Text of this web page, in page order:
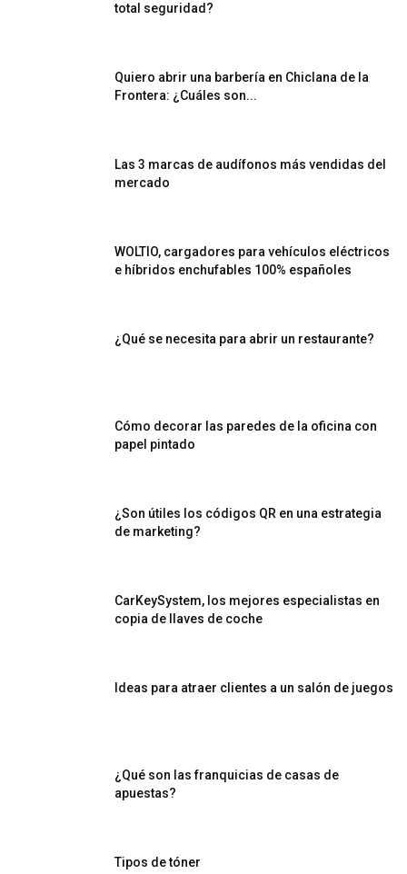
total seguridad?
Quiero abrir una barbería en Chiclana de la
Frontera: ¿Cuáles son...
Las 3 marcas de audífonos más vendidas del
mercado
WOLTIO, cargadores para vehículos eléctricos
e híbridos enchufables 100% españoles
¿Qué se necesita para abrir un restaurante?
Cómo decorar las paredes de la oficina con
papel pintado
¿Son útiles los códigos QR en una estrategia
de marketing?
CarKeySystem, los mejores especialistas en
copia de llaves de coche
Ideas para atraer clientes a un salón de juegos
¿Qué son las franquicias de casas de
apuestas?
Tipos de tóner